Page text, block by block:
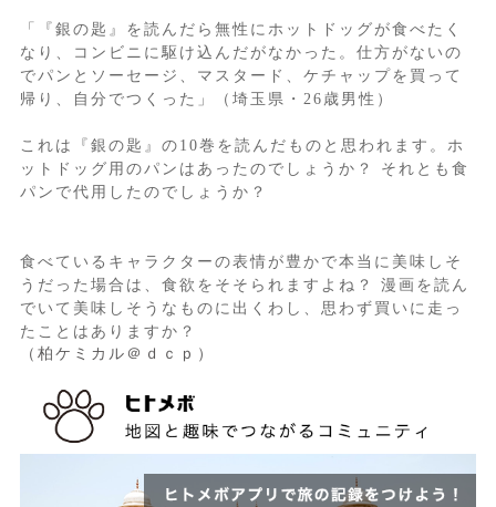
「『銀の匙』を読んだら無性にホットドッグが食べたく
なり、コンビニに駆け込んだがなかった。仕方がないの
でパンとソーセージ、マスタード、ケチャップを買って
帰り、自分でつくった」（埼玉県・26歳男性）
これは『銀の匙』の10巻を読んだものと思われます。ホ
ットドッグ用のパンはあったのでしょうか？ それとも食
パンで代用したのでしょうか？
食べているキャラクターの表情が豊かで本当に美味しそ
うだった場合は、食欲をそそられますよね？ 漫画を読ん
でいて美味しそうなものに出くわし、思わず買いに走っ
たことはありますか？
（柏ケミカル＠ｄｃｐ）